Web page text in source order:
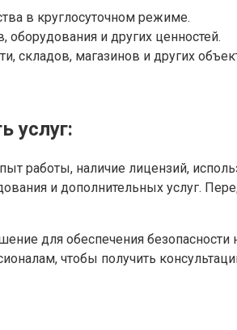
в круглосуточном режиме.
оборудования и других ценностей.
складов, магазинов и других
услуг:
работы, наличие лицензий,
и дополнительных услуг.
для обеспечения
чтобы получить